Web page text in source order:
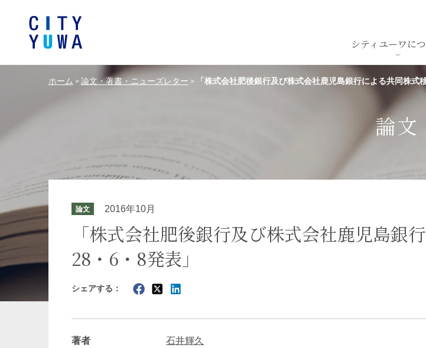
シティユーワに
沿革
M&A
危機管理／コンプライアンス
エネルギー・資源 ライフサイエンス・製薬 消費者向けサービ
製造業
暗号資産・NFT
セミナー/講演等
法律用語集
スタッフ採用
ホーム > 論文・著書・ニューズレター > 「株式会社肥後銀行及び株式会社鹿児島銀行による共同株式
論文
論文 2016年10月
「株式会社肥後銀行及び株式会社鹿児島
28・6・8発表」
シェアする：
著者 石井輝久